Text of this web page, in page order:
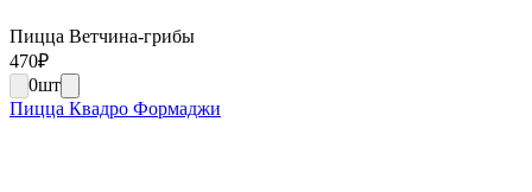
Пицца Ветчина-грибы
470₽
0шт
Пицца Квадро Формаджи